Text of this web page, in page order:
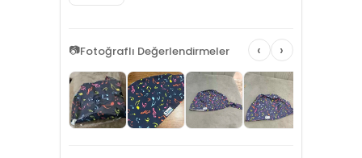
📷Fotoğraflı Değerlendirmeler ‹ ›